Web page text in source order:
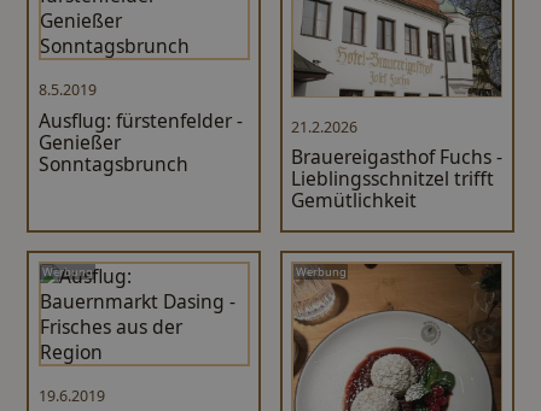
8.5.2019
Ausflug: fürstenfelder -
Genießer
Sonntagsbrunch
21.2.2026
Brauereigasthof Fuchs -
Lieblingsschnitzel trifft
Gemütlichkeit
Werbung
19.6.2019
Werbung